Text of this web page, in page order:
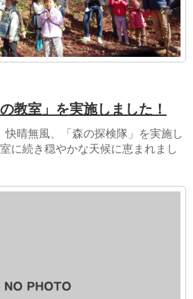
教室」を実施しました！
快晴無風、「森の探検隊」を実施し
に続き穏やかな天候に恵まれまし